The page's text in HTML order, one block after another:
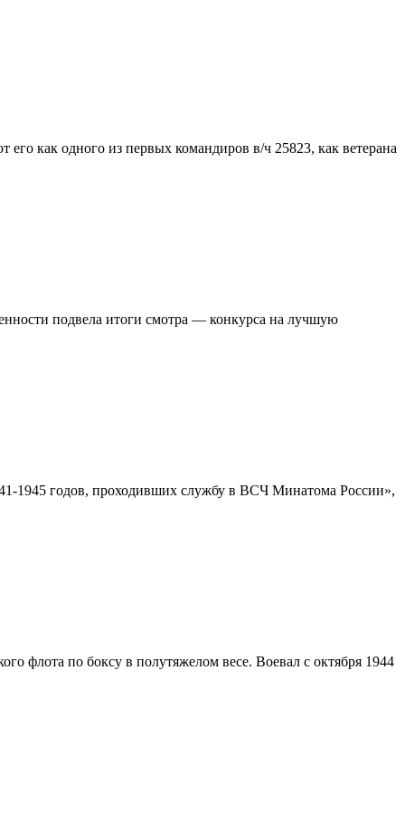
как одного из первых командиров в/ч 25823, как ветерана
подвела итоги смотра — конкурса на лучшую
1945 годов, проходивших службу в ВСЧ Минатома России»,
по боксу в полутяжелом весе. Воевал с октября 1944